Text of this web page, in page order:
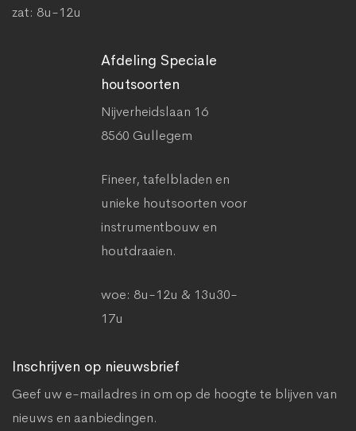
zat: 8u-12u
Afdeling Speciale
houtsoorten
Nijverheidslaan 16
8560 Gullegem
Fineer, tafelbladen en
unieke houtsoorten voor
instrumentbouw en
houtdraaien.
woe: 8u-12u & 13u30-
17u
Inschrijven op nieuwsbrief
Geef uw e-mailadres in om op de hoogte te blijven van
nieuws en aanbiedingen.